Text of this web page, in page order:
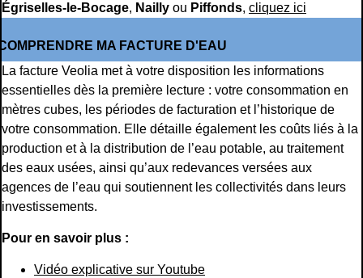
Égriselles-le-Bocage, Nailly ou Piffonds, cliquez ici
MA FACTURE D'EAU
La facture Veolia met à votre disposition les informations
essentielles dès la première lecture : votre consommation en
mètres cubes, les périodes de facturation et l’historique de
votre consommation. Elle détaille également les coûts liés à la
production et à la distribution de l’eau potable, au traitement
des eaux usées, ainsi qu’aux redevances versées aux
agences de l’eau qui soutiennent les collectivités dans leurs
investissements.
Pour en savoir plus :
Vidéo explicative sur Youtube